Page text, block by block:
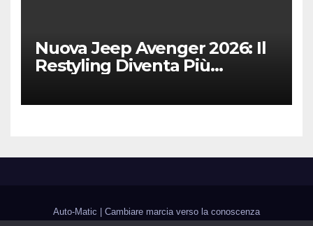
Nuova Jeep Avenger 2026: Il
Restyling Diventa Più
Fedele al DNA Off-Road
Auto-Matic Cambiare marcia verso la conoscenza